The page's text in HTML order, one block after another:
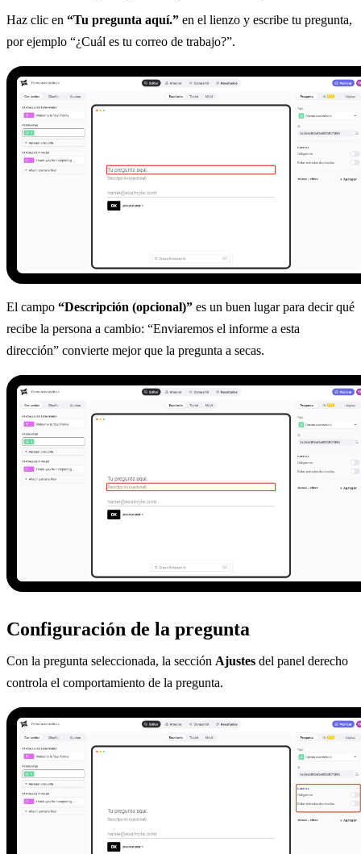
Haz clic en “Tu pregunta aquí.” en el lienzo y escribe tu pregunta,
por ejemplo “¿Cuál es tu correo de trabajo?”.
El campo “Descripción (opcional)” es un buen lugar para decir qué
recibe la persona a cambio: “Enviaremos el informe a esta
dirección” convierte mejor que la pregunta a secas.
Configuración de la pregunta
Con la pregunta seleccionada, la sección Ajustes del panel derecho
controla el comportamiento de la pregunta.